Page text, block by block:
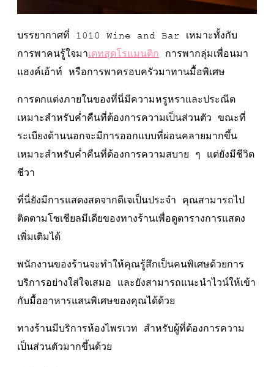
บรรยากาศที่ 1010 Wine and Bar เหมาะทั้งกับ
การพาคนรู้ใจมาเดทสุดโรแมนติก การพากลุ่มเพื่อนมา
แฮงค์เอ้าท์ หรือการพาครอบครัวมาทานมื้อพิเศษ
การตกแต่งภายในของที่นี่มีความหรูหราและประณีต
เหมาะสำหรับค่ำคืนที่ต้องการความเป็นส่วนตัว ขณะที่
ระเบียงด้านนอกจะมีการออกแบบที่ผ่อนคลายมากขึ้น
เหมาะสำหรับค่ำคืนที่ต้องการความสบาย ๆ แต่ยังมีชีวิต
ชีวา
ที่นี่ยังมีการแสดงสดจากดีเจเป็นประจำ คุณสามารถไป
ติดตามโซเชียลมีเดียของทางร้านเพื่อดูตารางการแสดง
เพิ่มเติมได้
พนักงานของร้านจะทำให้คุณรู้สึกเป็นคนพิเศษด้วยการ
บริการอย่างใส่ใจเสมอ และยังสามารถแนะนำไวน์ให้เข้า
กับมื้ออาหารแสนพิเศษของคุณได้ด้วย
ทางร้านมีบริการห้องไพรเวท สำหรับผู้ที่ต้องการความ
เป็นส่วนตัวมากขึ้นด้วย